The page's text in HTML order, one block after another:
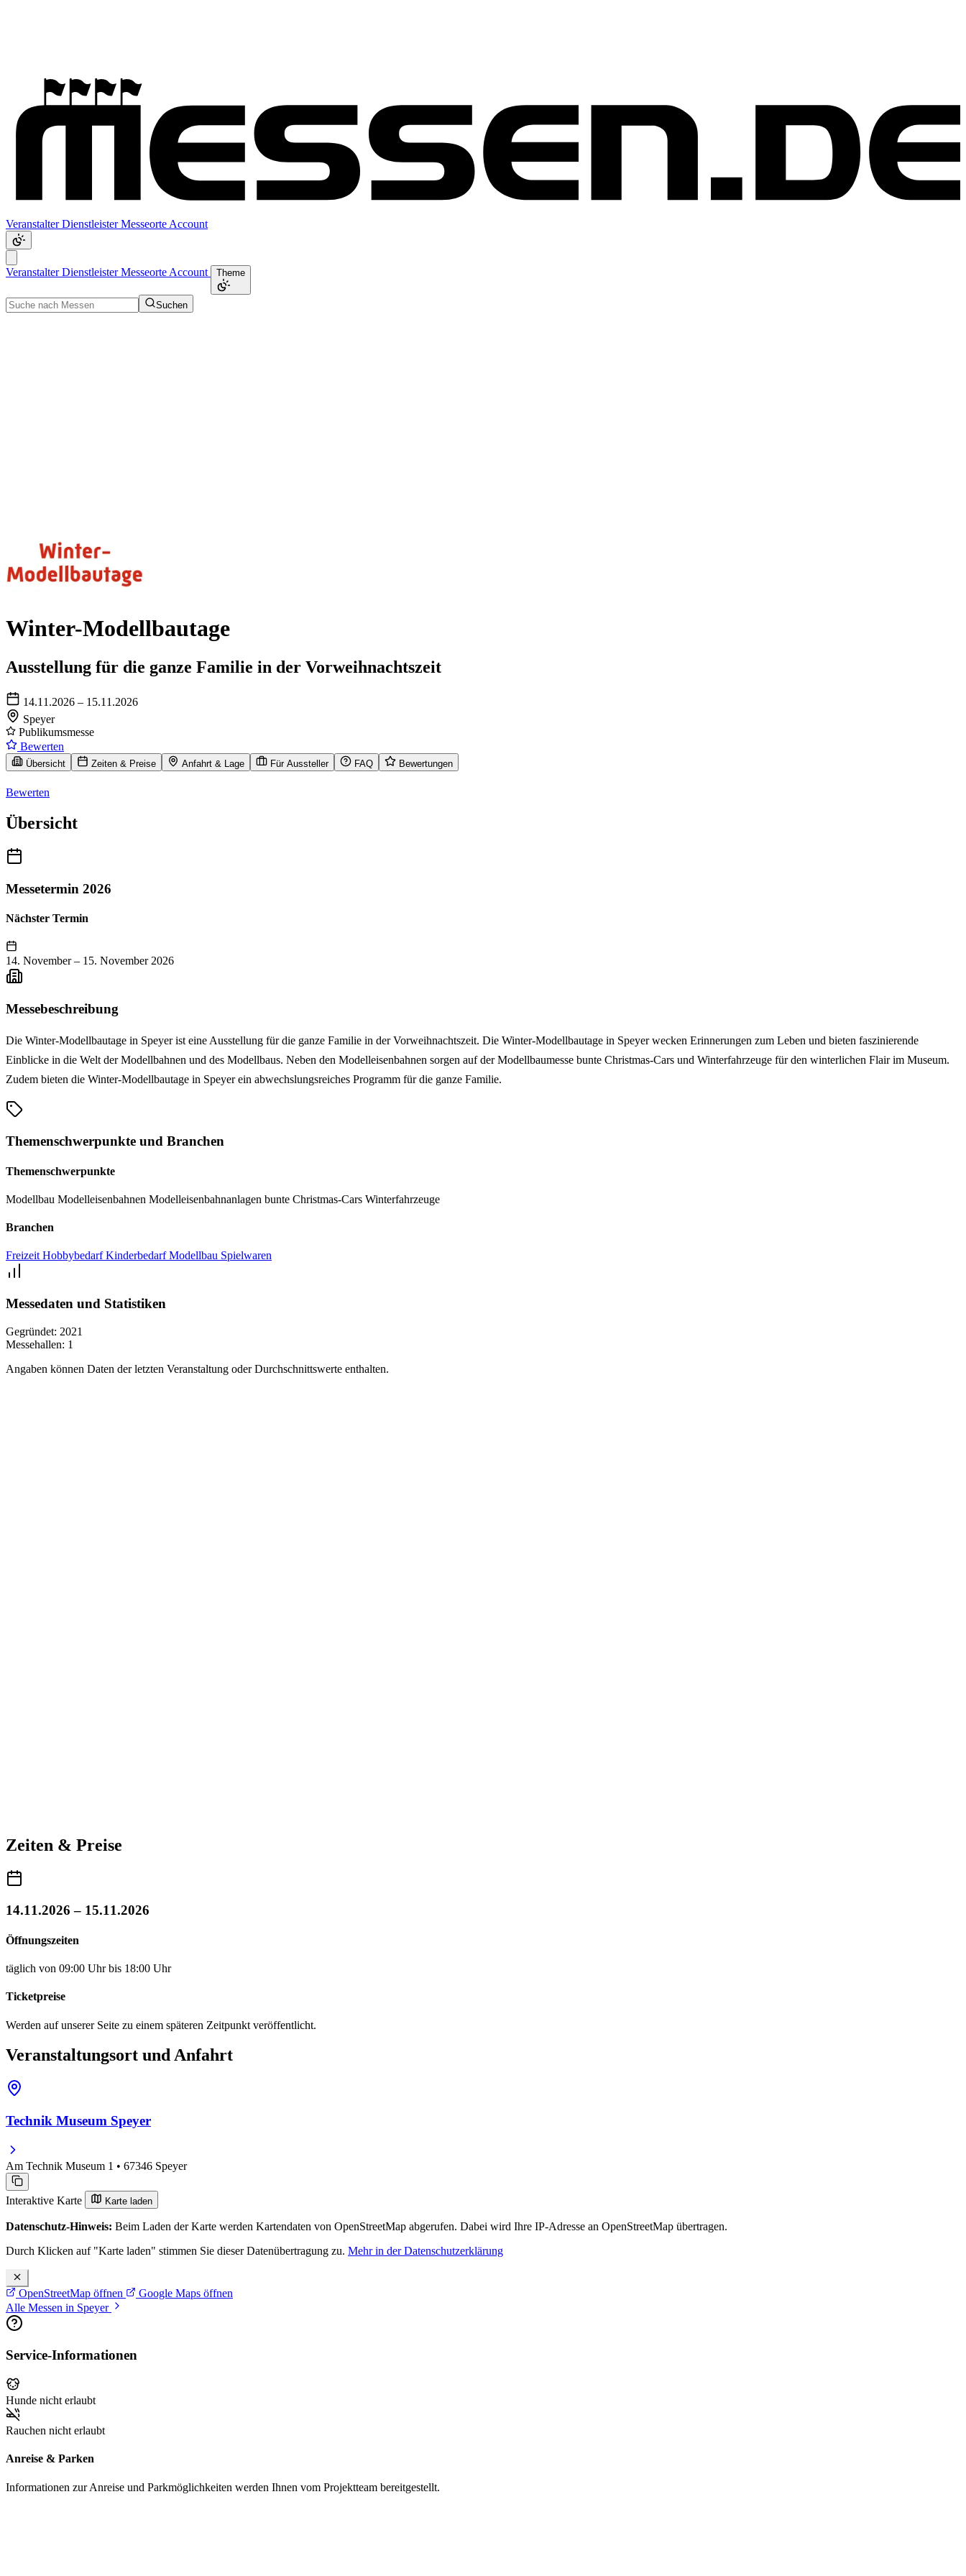
VeranstalterDienstleisterMesseorte Account
VeranstalterDienstleisterMesseorte Account Theme
Suchen
Winter-Modellbautage
Ausstellung für die ganze Familie in der Vorweihnachtszeit
14.11.2026 – 15.11.2026
Speyer
Publikumsmesse
Bewerten
Übersicht Zeiten & Preise Anfahrt & Lage Für Aussteller FAQ Bewertungen
Bewerten
Übersicht
Messetermin 2026
Nächster Termin
14. November – 15. November 2026
Messebeschreibung
Die Winter-Modellbautage in Speyer ist eine Ausstellung für die ganze Familie in der Vorweihnachtszeit. Die Winter-Modellbautage in Speyer wecken Erinnerungen zum Leben und bieten faszinierende
Einblicke in die Welt der Modellbahnen und des Modellbaus. Neben den Modelleisenbahnen sorgen auf der Modellbaumesse bunte Christmas-Cars und Winterfahrzeuge für den winterlichen Flair im Museum.
Zudem bieten die Winter-Modellbautage in Speyer ein abwechslungsreiches Programm für die ganze Familie.
Themenschwerpunkte und Branchen
Themenschwerpunkte
Modellbau Modelleisenbahnen Modelleisenbahnanlagen bunte Christmas-Cars Winterfahrzeuge
Branchen
Freizeit HobbybedarfKinderbedarfModellbau Spielwaren
Messedaten und Statistiken
Gegründet: 2021
Messehallen: 1
Angaben können Daten der letzten Veranstaltung oder Durchschnittswerte enthalten.
Zeiten & Preise
14.11.2026 – 15.11.2026
Öffnungszeiten
täglich von 09:00 Uhr bis 18:00 Uhr
Ticketpreise
Werden auf unserer Seite zu einem späteren Zeitpunkt veröffentlicht.
Veranstaltungsort und Anfahrt
Technik Museum Speyer
Am Technik Museum 1 • 67346 Speyer
Interaktive Karte Karte laden
Datenschutz-Hinweis: Beim Laden der Karte werden Kartendaten von OpenStreetMap abgerufen. Dabei wird Ihre IP-Adresse an OpenStreetMap übertragen.
Durch Klicken auf "Karte laden" stimmen Sie dieser Datenübertragung zu. Mehr in der Datenschutzerklärung
OpenStreetMap öffnen
Google Maps öffnen
Alle Messen in Speyer
Service-Informationen
Hunde nicht erlaubt
Rauchen nicht erlaubt
Anreise & Parken
Informationen zur Anreise und Parkmöglichkeiten werden Ihnen vom Projektteam bereitgestellt.